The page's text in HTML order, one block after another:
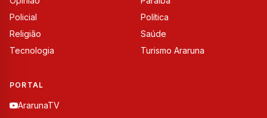
Policial
Política
Religião
Saúde
Tecnologia
Turismo Araruna
PORTAL
ArarunaTV